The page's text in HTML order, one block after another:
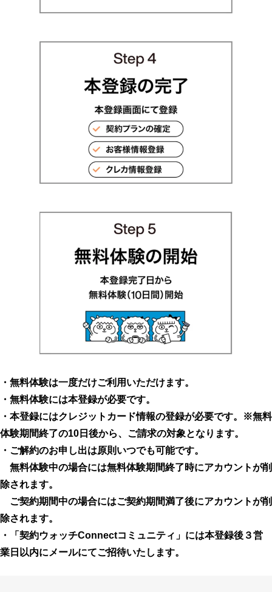
・無料体験は一度だけご利用いただけます。
・無料体験には本登録が必要です。
・本登録にはクレジットカード情報の登録が必要です。※無料
体験期間終了の10日後から、ご請求の対象となります。
・ご解約のお申し出は原則いつでも可能です。
無料体験中の場合には無料体験期間終了時にアカウントが削
除されます。
ご契約期間中の場合にはご契約期間満了後にアカウントが削
除されます。
・「契約ウォッチConnectコミュニティ」には本登録後３営
業日以内にメールにてご招待いたします。